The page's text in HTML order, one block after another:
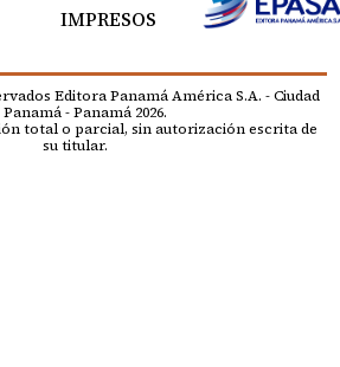
IMPRESOS
Editora Panamá América S.A. - Ciudad
Panamá - Panamá 2026.
total o parcial, sin autorización escrita de
su titular.